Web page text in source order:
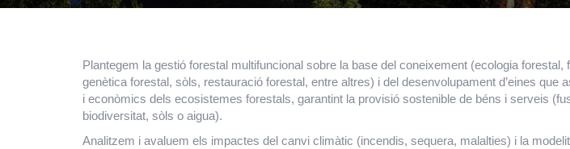
Plantegem la gestió forestal multifuncional sobre la base del coneixement (ecologia
genètica forestal, sòls, restauració forestal, entre altres) i del desenvolupament d’eines que
i econòmics dels ecosistemes forestals, garantint la provisió sostenible de béns i serveis
biodiversitat, sòls o aigua).
Analitzem i avaluem els impactes del canvi climàtic (incendis, sequera, malalties) i la